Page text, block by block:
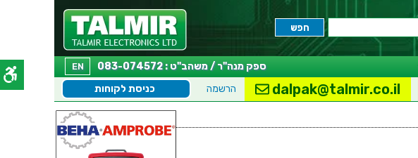
EN
ספק מנה"ר / משהב"ט : 083-074572
כניסת לקוחות הרשמה dalpak@talmir.co.il